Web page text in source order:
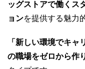
ッグストアで働くス
ョンを提供する魅力
「新しい環境でキ
の職場をゼロから作